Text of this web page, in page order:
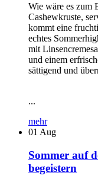
Wie wäre es zum
Cashewkruste,
kommt eine
echtes
mit
und einem
sättigend und
...
mehr
01 Aug
Sommer auf
begeistern